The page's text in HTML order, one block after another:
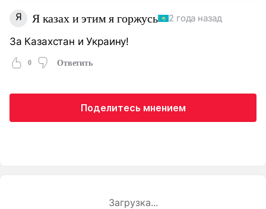
Я Я казах и этим я горжусь 2 года назад
За Казахстан и Украину!
0 Ответить
Поделитесь мнением
Загрузка...